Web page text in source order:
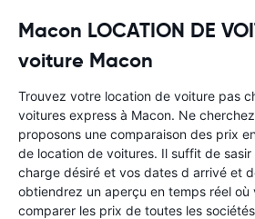
Macon LOCATION DE
voiture Macon
Trouvez votre location de voiture pas
voitures express à Macon. Ne
proposons une comparaison des prix
de location de voitures. Il suffit de
charge désiré et vos dates d arrivé et
obtiendrez un aperçu en temps réel où
comparer les prix de toutes les